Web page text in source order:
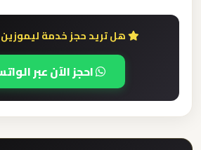
هل تريد حجز خدمة
احجز الآن عبر
القاهرة
الغردقة